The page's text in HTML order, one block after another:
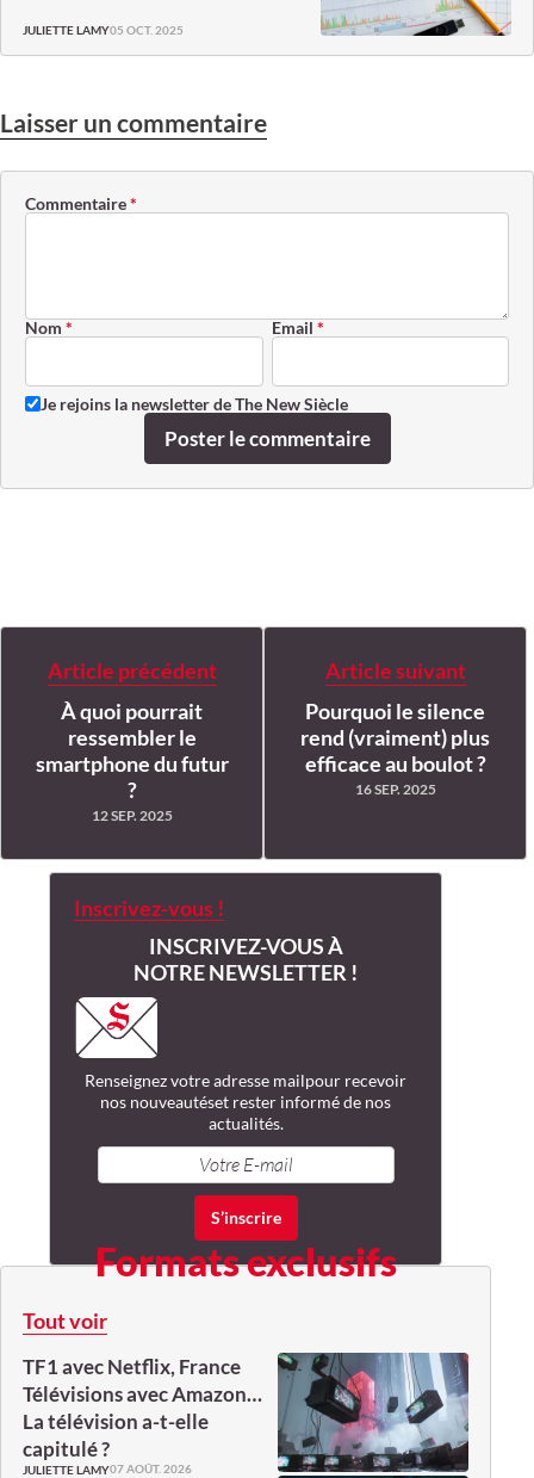
JULIETTE LAMY05 OCT. 2025
Laisser un commentaire
Commentaire*
Nom * Email *
Je rejoins la newsletter de The New Siècle
Poster le commentaire
Article précédent
À quoi pourrait
ressembler le
smartphone du futur
?
12 SEP. 2025
Article suivant
Pourquoi le silence
rend (vraiment) plus
efficace au boulot ?
16 SEP. 2025
Inscrivez-vous !
INSCRIVEZ-VOUS À
NOTRE NEWSLETTER !
Renseignez votre adresse mailpour recevoir
nos nouveautéset rester informé de nos
actualités.
Formats exclusifs
Tout voir
TF1 avec Netflix, France
Télévisions avec Amazon…
La télévision a-t-elle
capitulé ?
JULIETTE LAMY07 AOÛT. 2026